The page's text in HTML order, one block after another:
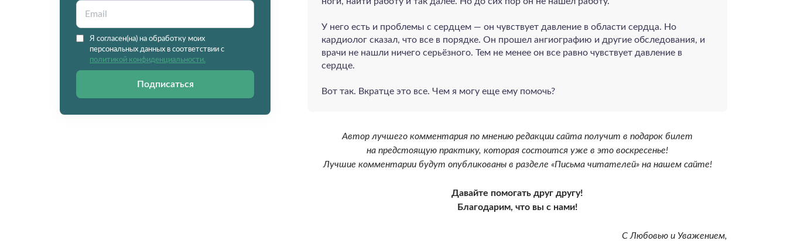
У него есть и проблемы с сердцем — он чувствует давление в области сердца. Но
кардиолог сказал, что все в порядке. Он прошел ангиографию и другие обследования, и
врачи не нашли ничего серьёзного. Тем не менее он все равно чувствует давление в
сердце.
Вот так. Вкратце это все. Чем я могу еще ему помочь?
Автор лучшего комментария по мнению редакции сайта получит в подарок билет
на предстоящую практику, которая состоится уже в это воскресенье!
Лучшие комментарии будут опубликованы в разделе «Письма читателей» на нашем сайте!
Давайте помогать друг другу!
Благодарим, что вы с нами!
С Любовью и Уважением,
Я согласен(на) на обработку моих
персональных данных в соответствии с
политикой конфиденциальности.
Подписаться